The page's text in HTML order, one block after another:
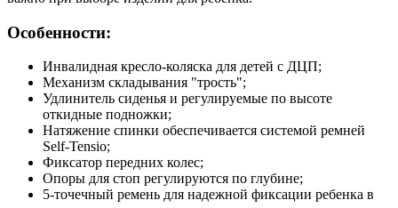
Особенности:
Инвалидная кресло-коляска для детей с ДЦП;
Механизм складывания "трость";
Удлинитель сиденья и регулируемые по высоте
откидные подножки;
Натяжение спинки обеспечивается системой ремней
Self-Tensio;
Фиксатор передних колес;
Опоры для стоп регулируются по глубине;
5-точечный ремень для надежной фиксации ребенка в